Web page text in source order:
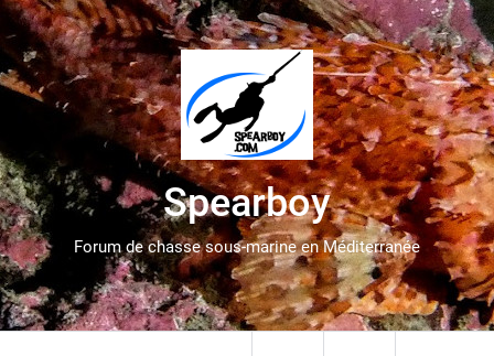
Spearboy
Forum de chasse sous-marine en Méditerranée